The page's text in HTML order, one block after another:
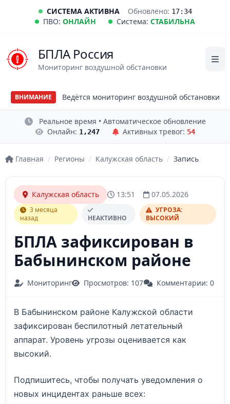
СИСТЕМА АКТИВНА Обновлено: 17:34
ПВО: ОНЛАЙН Система: СТАБИЛЬНА
БПЛА Россия
Мониторинг воздушной обстановки
ВНИМАНИЕ Ведётся мониторинг воздушной обстановки
Реальное время • Автоматическое обновление
Онлайн: 1,247 Активных тревог: 54
Главная / Регионы / Калужская область / Запись
Калужская область 13:51 07.05.2026
3 месяца
назад
НЕАКТИВНО
УГРОЗА:
ВЫСОКИЙ
БПЛА зафиксирован в
Бабынинском районе
Мониторинг Просмотров: 107 Комментарии: 0
В Бабынинском районе Калужской области
зафиксирован беспилотный летательный
аппарат. Уровень угрозы оценивается как
высокий.
Подпишитесь, чтобы получать уведомления о
новых инцидентах раньше всех: